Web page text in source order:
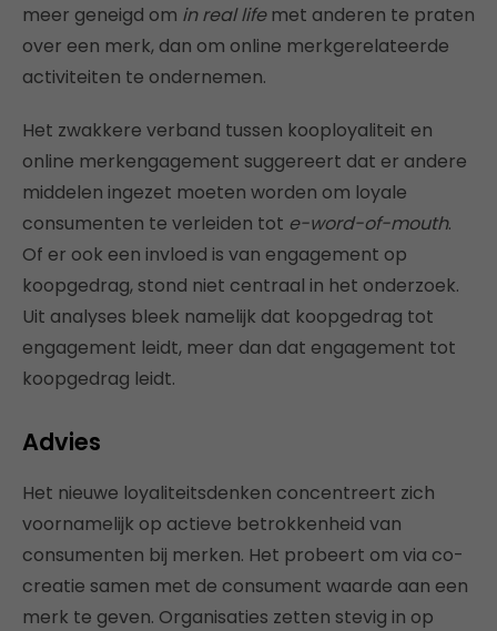
meer geneigd om in real lifemet anderen te praten
over een merk, dan om online merkgerelateerde
activiteiten te ondernemen.
Het zwakkere verband tussen kooployaliteit en
online merkengagement suggereert dat er andere
middelen ingezet moeten worden om loyale
consumenten te verleiden tot e-word-of-mouth.
Of er ook een invloed is van engagement op
koopgedrag, stond niet centraal in het onderzoek.
Uit analyses bleek namelijk dat koopgedrag tot
engagement leidt, meer dan dat engagement tot
koopgedrag leidt.
Advies
Het nieuwe loyaliteitsdenken concentreert zich
voornamelijk op actieve betrokkenheid van
consumenten bij merken. Het probeert om via co-
creatie samen met de consument waarde aan een
merk te geven. Organisaties zetten stevig in op